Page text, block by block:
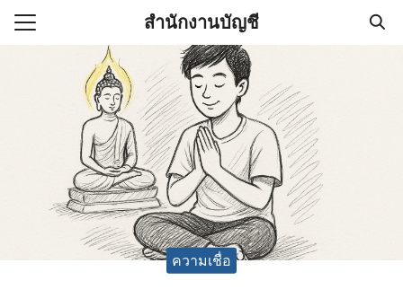
Skip
สำนักงานบัญชี
านบัญชี (Accounting
ช่วยสำคัญในการบริหาร
ความเชื่อ